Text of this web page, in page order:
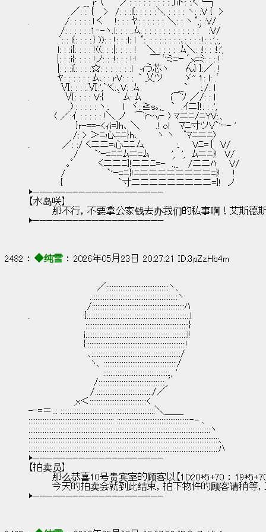
__ r 〈￣　／: : : : : : : : : 〕iト: :.く└┐
／: : ｛　 >　/: : :l{: : : : :＼ : : : : ヽ: :V {　>
.　　 　 　 /: : : : :.l く 　 !: : : ﾔ: : : : : : ＼: : ヽ‘,: :V/
/: : : : : :1‐-ヽ.l: : : :.ﾑ: : : : : : : : : : : : :′:V/
.ﾞ: : l{: : : :.} )): : !: : :l: l ‘:. : : : : : : :､: : : :.!: :.',:,
l: : :i{: : : : !((: : :|: : : : !　 ＼ : : : : :ﾑ＼: :!: : :!:',
|: : :i{: : : : !ノ: : :!: : : !:!　　￣ ﾞ'ミ=ｰ ﾞ,x=ﾐ: : : !
|: : :i{: : : :☆: : : : : : :ｌ　ィう芯ヽ　　 ん} }:／: !
ﾔ: : : : : : ﾑ､: : rV: : :. ` 乂ツ　　　 ゞ'' 1: l: .ﾞ
Ⅵ: : : :.Ⅵ:',`'く:､V: :ﾑ　　　　 　 __` 　 :./: l
.　　 　 　 Ⅵ: : : : V:{　　｀.ﾑ: ﾑ　　　　 i⌒ｿ ／/: : l
〉: : : : : ヽ:.　　l　ヾ::≧s｡,_　`　.ｲニ}!: : :',
( ／:ｲ : : : : : !＼ ノ 　⌒i～v‐ ) ﾏニﾆ/ﾆYV:.、
}r-==-<ｨi=}h､ ＼　 　.! ol　 ﾏﾆ寸ツV`'ｰ- '
/: > ＞ﾆ心ﾆﾆ}h､ 　　 ヽ ヽ 　ﾟﾏﾆニﾆ)
.　　　 　 ／: :/ くニニ=心ﾆﾆム 　 　 　 :. 　 Vﾆ=｛　V/
/　　 `'ｰ=ﾆﾆﾑニ=ﾑ 　 　 ',　',　ﾑニﾆ}!　V/
｡ﾟ　　 　 くニニﾆ}!ニニﾆ=-　.,_　 /ニニﾊ 　 V/
/ 　 　 　 　 `'ｰ=ﾆ}!ﾆニニニニニニニニ=}! 　 !
{　　　　　　　　 `寸ニニニニニニニニニ=}!　ノ
▶————————————————————
【水岛咲】
那不行，不要拿公家钱去办我们的私事啊！艾斯德
▶————————————————————
2482 ： ◆纯雪 ： 2026年05月23日 20:27:21 ID:3pZzHb4m
／:::::::::::::::::::::::::::::::::::ヽ、
.::::::::::::::::::::::::::::::::::::::::::::::::ヽ
/::::::::::::::::::::::::::::::::::::::::::::::::::::ﾊ
.　　 　 　 　 　 {::::::::::::::::::::::::::::::::::::::::::::::::::::::::::l
.::::::::::::::::::::::::::::::::::::::::::::::::::::::::::}
i:::::::::::::::::::::::::::::::::::::::::::::::::::::::::l!
{::::::::::::::::::::::::::::::::::::::::::::::::::::::::!
､::::::::::::::::::::::::::::::::::::::::::::::::::/
ヽ、:::::::::::::::::::::::::::::::::::::::::/
:::::::::::::::::::::::::::::::::::::., '
/:::::::::::::::::::::::::::::::::::::.,′
/::::::::::::::::::::::::::::::::/／
,x＜::::::::::::::::::::::::::::::::<
-‐=＝::: :::::::::::::::::::::::::::::::::::::::::::::::::::::＼＿＿
:::::::::::::::::::::::::::::::::::::::::::::::: :::::::::::::::::::::::::::::::::::::::::‐- 、
::::::::::::::::::::::::::::::::::::::::::::::::::::::::::::::::::::::::::::::::::::::::::::::::::::::ヽ
:::::::::::::::::::::::::::::::::::::::::::::::::::::::::::::::::::::::::::::::::::::::::::::::::::::::::::、
:::::::::::::::::::::::::::::::::::::::::::::::::::::::::::::::::::::::::::::::::::::::::::::::::::::::::::ﾊ
▶————————————————————
【拍卖员】
那么恭喜10号贵宾室的顾客以【1D20*5+70 ：
今天的拍卖会就到此结束，拍下物件的顾客请稍等
▶————————————————————